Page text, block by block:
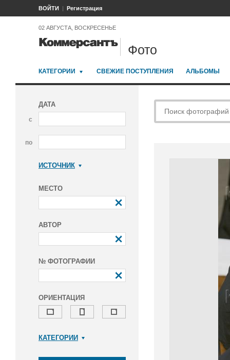
ВОЙТИ Регистрация
02 АВГУСТА, ВОСКРЕСЕНЬЕ
Фото
КАТЕГОРИИ СВЕЖИЕ ПОСТУПЛЕНИЯ АЛЬБОМЫ
ДАТА
с
по
ИСТОЧНИК
МЕСТО
АВТОР
№ ФОТОГРАФИИ
ОРИЕНТАЦИЯ
КАТЕГОРИИ